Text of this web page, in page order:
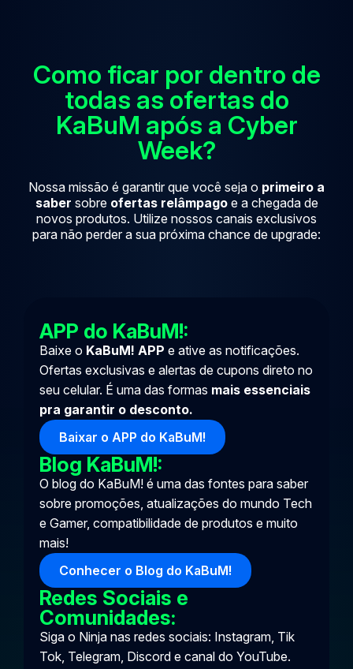
Como ficar por dentro de
todas as ofertas do
KaBuM após a Cyber
Week?
Nossa missão é garantir que você seja o primeiro a
saber sobre ofertas relâmpagoe a chegada de
novos produtos. Utilize nossos canais exclusivos
para não perder a sua próxima chance de upgrade:
APP do KaBuM!:
Baixe o KaBuM! APP e ative as notificações.
Ofertas exclusivas e alertas de cupons direto no
seu celular. É uma das formas mais essenciais
pra garantir o desconto.
Baixar o APP do KaBuM!
Blog KaBuM!:
O blog do KaBuM! é uma das fontes para saber
sobre promoções, atualizações do mundo Tech
e Gamer, compatibilidade de produtos e muito
mais!
Conhecer o Blog do KaBuM!
Redes Sociais e
Comunidades:
Siga o Ninja nas redes sociais: Instagram Tik
Tok Telegram Discord e canal do YouTube.